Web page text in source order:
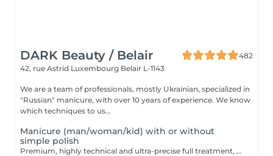
DARK Beauty / Belair
482
42, rue Astrid Luxembourg Belair L-1143
We are a team of professionals, mostly Ukrainian, specialized in
"Russian" manicure, with over 10 years of experience. We know
which techniques to us...
Manicure (man/woman/kid) with or without
simple polish
Premium, highly technical and ultra-precise full treatment, performed mainly with an e-file to achieve a perfectly clean nail contour and apply the polish as close as possible, even slightly under the cuticle. This technique helps visually delay the regrowth by around 10 days. Visual result: -Extremely well-groomed nails, clean contours, flawless shape -Instagram / photo studio effect: neat, precise, with no visible dry skin Service content: -Removal of old semi-permanent and/or gel polish (if needed, please book accordingly this option via this screen) -Very meticulous preparation of the nail plate -Removal of dead skin -Shape and file nails -Gentle cuticle care -Application of a transparent simple polish (if desired) OR application of your own simple polish to bring with you (if needed, please book accordingly this option via this screen) -Application of cuticle oil and hand cream